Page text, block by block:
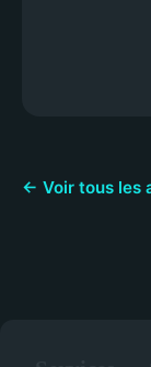
← Voir tous les